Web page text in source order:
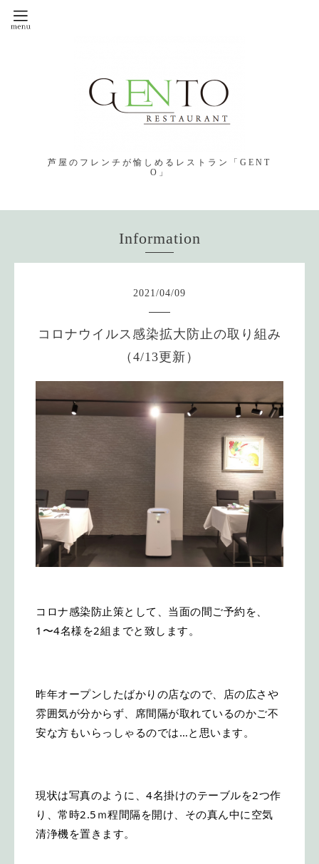
芦屋のフレンチが愉しめるレストラン「GENT
O」
Information
2021/04/09
コロナウイルス感染拡大防止の取り組み
（4/13更新）
コロナ感染防止策として、当面の間ご予約を、
1〜4名様を2組までと致します。
昨年オープンしたばかりの店なので、店の広さや
雰囲気が分からず、席間隔が取れているのかご不
安な方もいらっしゃるのでは…と思います。
現状は写真のように、4名掛けのテーブルを2つ作
り、常時2.5ｍ程間隔を開け、その真ん中に空気
清浄機を置きます。